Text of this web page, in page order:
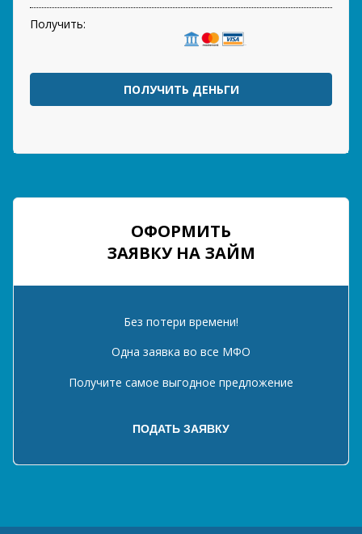
Получить:
ПОЛУЧИТЬ ДЕНЬГИ
ОФОРМИТЬ
ЗАЯВКУ НА ЗАЙМ
Без потери времени!
Одна заявка во все МФО
Получите самое выгодное предложение